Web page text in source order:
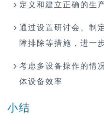
定义和建立正确的生
通过设置研讨会、制
障排除等措施，进一
考虑多设备操作的情
体设备效率
小结